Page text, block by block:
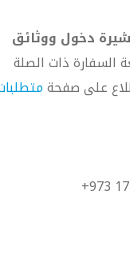
دخول ووثائق
السفارة ذات الصلة
على صفحة